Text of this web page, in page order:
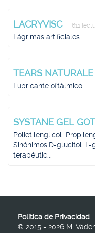
LACRYVISC 611
Lágrimas artificiales
TEARS NATURALE
Lubricante oftálmico
SYSTANE GEL
Polietilenglicol.
Sinónimos.D-glucitol.
terapéutic...
Política de Privacidad
© 2015 - 2026 Mi